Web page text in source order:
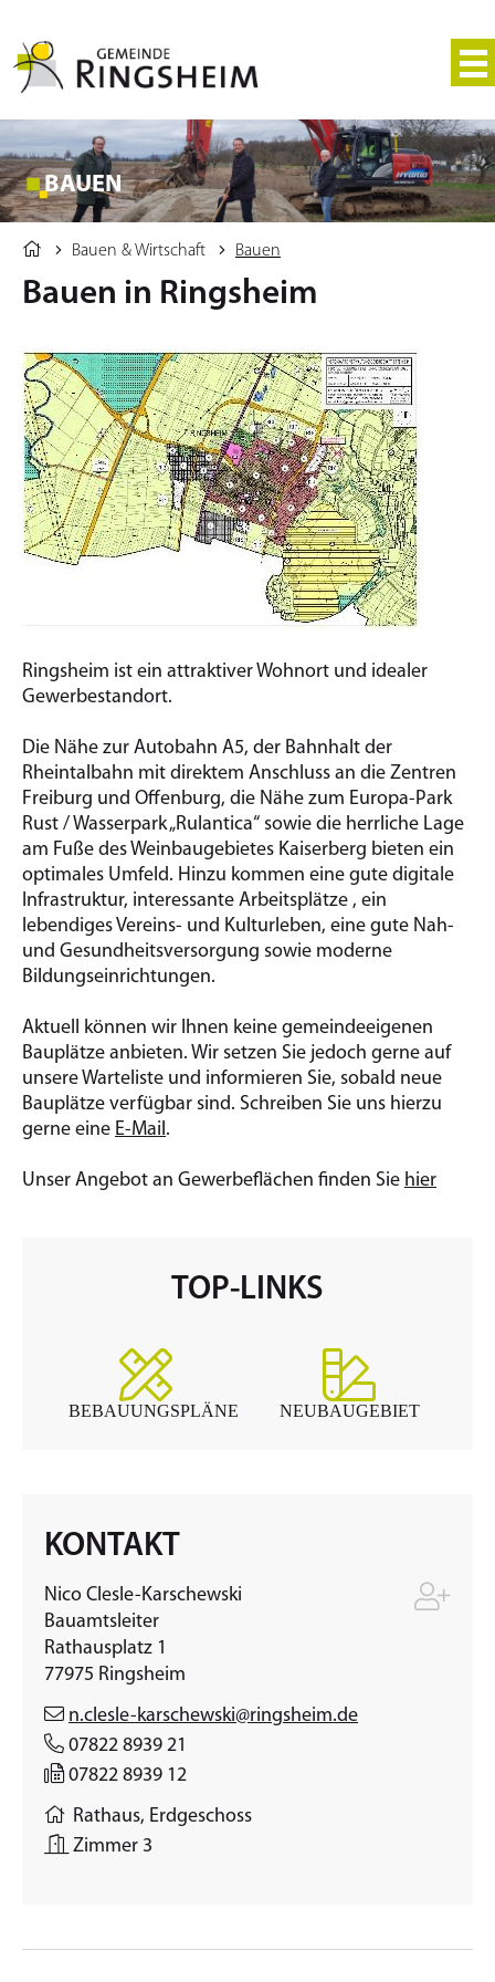
BAUEN
Bauen & Wirtschaft Bauen
Bauen in Ringsheim
Ringsheim ist ein attraktiver Wohnort und idealer
Gewerbestandort.
Die Nähe zur Autobahn A5, der Bahnhalt der
Rheintalbahn mit direktem Anschluss an die Zentren
Freiburg und Offenburg, die Nähe zum Europa-Park
Rust / Wasserpark „Rulantica“ sowie die herrliche Lage
am Fuße des Weinbaugebietes Kaiserberg bieten ein
optimales Umfeld. Hinzu kommen eine gute digitale
Infrastruktur, interessante Arbeitsplätze , ein
lebendiges Vereins- und Kulturleben, eine gute Nah-
und Gesundheitsversorgung sowie moderne
Bildungseinrichtungen.
Aktuell können wir Ihnen keine gemeindeeigenen
Bauplätze anbieten. Wir setzen Sie jedoch gerne auf
unsere Warteliste und informieren Sie, sobald neue
Bauplätze verfügbar sind. Schreiben Sie uns hierzu
gerne eine E-Mail.
Unser Angebot an Gewerbeflächen finden Sie hier
TOP-LINKS
BEBAUUNGSPLÄNE NEUBAUGEBIET
KONTAKT
Nico Clesle-Karschewski
Bauamtsleiter
Rathausplatz 1
77975 Ringsheim
n.clesle-karschewski@ringsheim.de
07822 8939 21
07822 8939 12
Rathaus, Erdgeschoss
Zimmer 3